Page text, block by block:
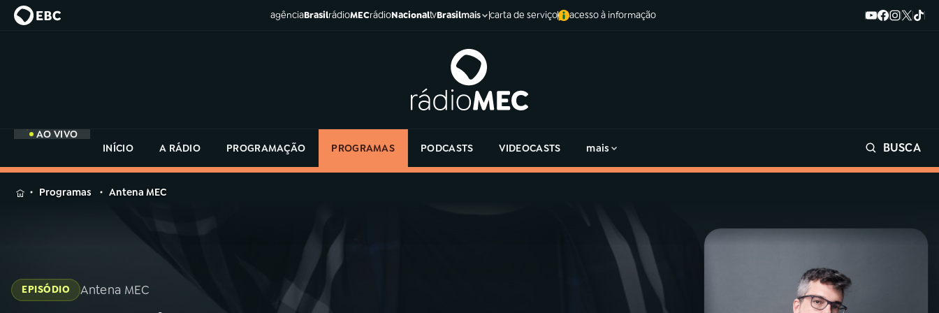
agênciaBrasilrádioMECrádioNacionaltvBrasilmais carta de serviço acesso à informação
AO VIVO
INÍCIO
A RÁDIO PROGRAMAÇÃO PROGRAMAS PODCASTS VIDEOCASTS mais BUSCA
MENU
na
Rádio
Programas Antena MEC
EPISÓDIO Antena MEC